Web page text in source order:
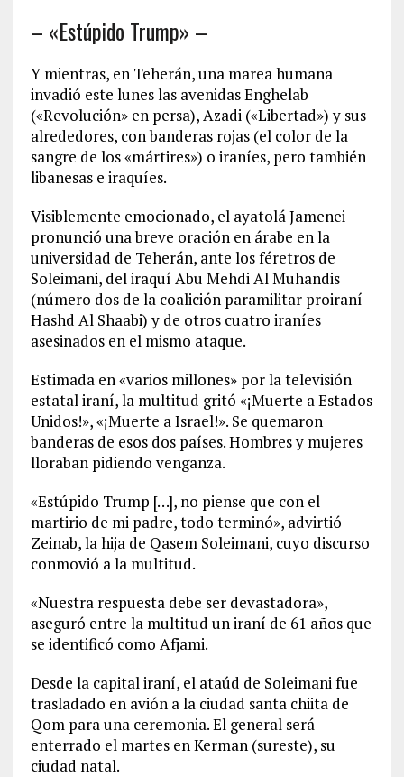
– «Estúpido Trump» –
Y mientras, en Teherán, una marea humana
invadió este lunes las avenidas Enghelab
(«Revolución» en persa), Azadi («Libertad») y sus
alrededores, con banderas rojas (el color de la
sangre de los «mártires») o iraníes, pero también
libanesas e iraquíes.
Visiblemente emocionado, el ayatolá Jamenei
pronunció una breve oración en árabe en la
universidad de Teherán, ante los féretros de
Soleimani, del iraquí Abu Mehdi Al Muhandis
(número dos de la coalición paramilitar proiraní
Hashd Al Shaabi) y de otros cuatro iraníes
asesinados en el mismo ataque.
Estimada en «varios millones» por la televisión
estatal iraní, la multitud gritó «¡Muerte a Estados
Unidos!», «¡Muerte a Israel!». Se quemaron
banderas de esos dos países. Hombres y mujeres
lloraban pidiendo venganza.
«Estúpido Trump […], no piense que con el
martirio de mi padre, todo terminó», advirtió
Zeinab, la hija de Qasem Soleimani, cuyo discurso
conmovió a la multitud.
«Nuestra respuesta debe ser devastadora»,
aseguró entre la multitud un iraní de 61 años que
se identificó como Afjami.
Desde la capital iraní, el ataúd de Soleimani fue
trasladado en avión a la ciudad santa chiita de
Qom para una ceremonia. El general será
enterrado el martes en Kerman (sureste), su
ciudad natal.